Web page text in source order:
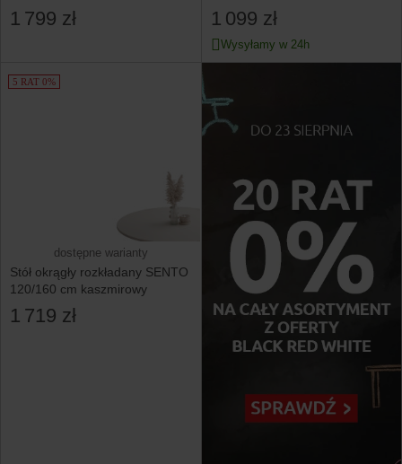
industrial MIEDŹ
1 799 zł
biały/dąb artisan
1 099 zł
Wysyłamy w 24h
5 RAT 0%
dostępne warianty
Stół okrągły rozkładany SENTO
120/160 cm kaszmirowy
1 719 zł